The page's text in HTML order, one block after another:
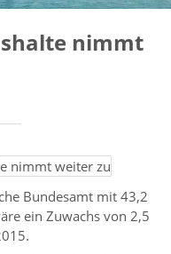
nimmt
Bundesamt mit 43,2
ein Zuwachs von 2,5